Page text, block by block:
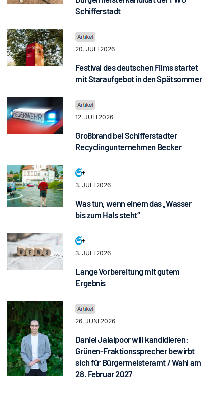
Schifferstadt
20. JULI 2026
Festival des deutschen Films startet
mit Staraufgebot in den Spätsommer
12. JULI 2026
Großbrand bei Schifferstadter
Recyclingunternehmen Becker
3. JULI 2026
Was tun, wenn einem das „Wasser
bis zum Hals steht“
3. JULI 2026
Lange Vorbereitung mit gutem
Ergebnis
26. JUNI 2026
Daniel Jalalpoor will kandidieren:
Grünen-Fraktionssprecher bewirbt
sich für Bürgermeisteramt / Wahl am
28. Februar 2027